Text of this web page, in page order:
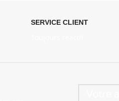
SERVICE CLIENT